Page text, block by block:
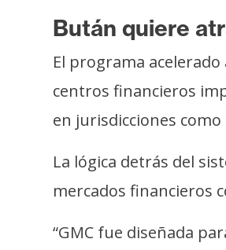
d
d
Bután quiere
El programa
centros financieros
en jurisdicciones
La lógica detrás del
mercados financieros
“GMC fue diseñada